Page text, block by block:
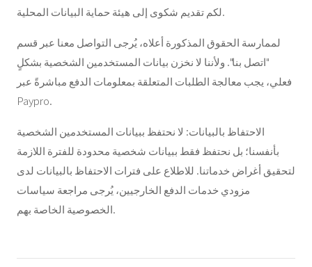
لكم تقديم شكوى إلى هيئة حماية البيانات المحلية.
لممارسة الحقوق المذكورة أعلاه، يُرجى التواصل معنا عبر قسم
"اتصل بنا". ولأننا لا نخزن بيانات المستخدمين الشخصية بشكلٍ
فعلي، يجب معالجة الطلبات المتعلقة بمعلومات الدفع مباشرةً عبر
Paypro.
الاحتفاظ بالبيانات: لا نحتفظ ببيانات المستخدمين الشخصية
بأنفسنا؛ بل نحتفظ فقط ببيانات شخصية محدودة للفترة اللازمة
لتحقيق أغراض خدماتنا. للاطلاع على فترات الاحتفاظ بالبيانات لدى
مزودي خدمات الدفع الخارجيين، يُرجى مراجعة سياسات
الخصوصية الخاصة بهم.